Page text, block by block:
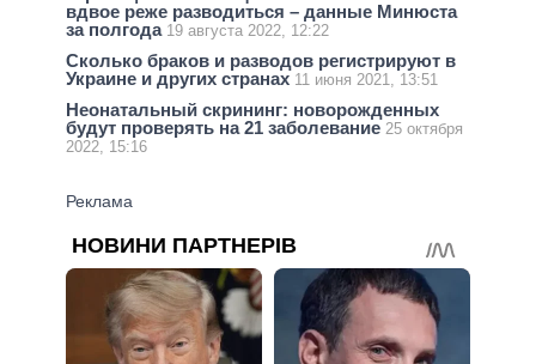
вдвое реже разводиться – данные Минюста
за полгода 19 августа 2022, 12:22
Сколько браков и разводов регистрируют в
Украине и других странах 11 июня 2021, 13:51
Неонатальный скрининг: новорожденных
будут проверять на 21 заболевание 25 октября
2022, 15:16